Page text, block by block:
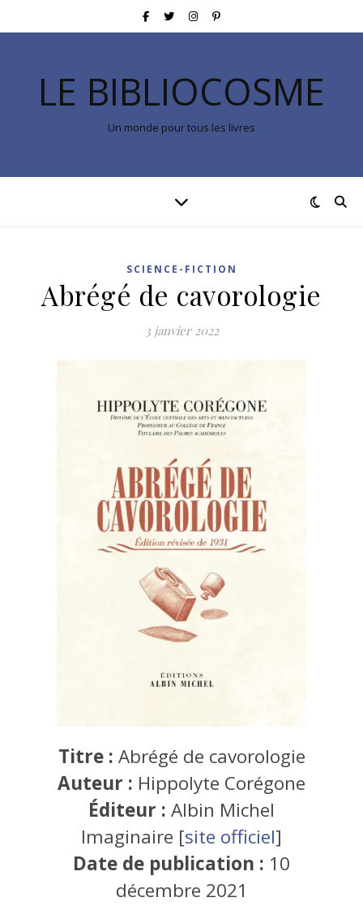
LE BIBLIOCOSME
Un monde pour tous les livres
SCIENCE-FICTION
Abrégé de cavorologie
3 janvier 2022
Titre : Abrégé de cavorologie
Auteur : Hippolyte Corégone
Éditeur : Albin Michel
Imaginaire [site officiel]
Date de publication : 10
décembre 2021